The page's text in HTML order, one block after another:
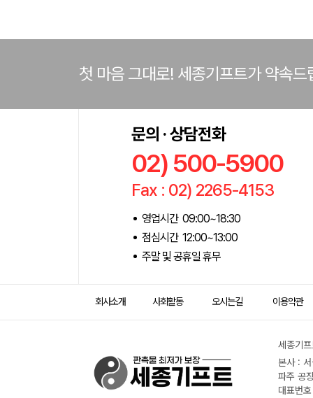
첫 마음 그대로! 세종기프트가 약속드
문의 · 상담전화
02) 500-5900
Fax : 02) 2265-4153
영업시간 09:00~18:30
점심시간 12:00~13:00
주말 및 공휴일 휴무
회사소개 사회활동 오시는길 이용약관
세종기
본사 :
파주 공
대표번